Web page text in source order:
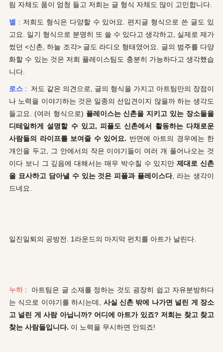
림 자체도 품이 엄청 들고 저희는 글 형식 자체도 많이 고민합니다.
별 : 저희도 형식은 다양할 수 있어요. 편지글 형식으로 쓴 글도 있
고요. 일기 형식으로 분명히 또 쓸 수 있다고 생각하고, 실제로 제가
썼던<신촌, 하늘 조각>글도 라디오 형태였어요. 글의 범주를 다양
화할 수 있는 것은 저희 플레이스팀도 충분히 가능하다고 생각했습
니다.
로스 : 저도 같은 의견으로, 글의 형식을 가지고 아트팀만의 장점이
나 노력을 이야기하는 것은 일종의 선입견이지 않을까 하는 생각도
들고요. (여러 형식으로) 플레이스는 신촌을 지키고 있는 장소들을
디테일하게 설명할 수 있고, 피플도 신촌에서 활동하는 다채로운
사람들의 라이프를 보여줄 수 있어요. 반면에 아트의 경우에는 한
개인을 두고, 그 안에서의 작은 이야기들이 여러 개 풀어나오는 것
이다 보니 그 깊음에 대해서는 매우 박수칠 수 있지만제대로 신촌
을 묘사하고 담아낼 수 있는 것은 피플과 플레이스다, 라는 생각이
드네요.
일진일퇴의 공방전. 1라운드의 마지막 펀치를 아트가 날린다.
누하 : 아트팀은 글 소재를 정하는 것도 굉장히 쉽고 자유분방하다
는 식으로 이야기를 하시는데, 사실 신촌 밖에 나가면 널린 게 장소
고 널린 게 사람 아닙니까? 어디에 아트가 있죠? 저희는 찾고 찾고
찾는 사람들입니다. 이 노력을 무시하면 안되죠!